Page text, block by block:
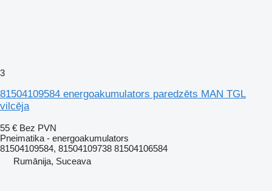
3
81504109584 energoakumulators paredzēts MAN TGL
vilcēja
55 € Bez PVN
Pneimatika - energoakumulators
81504109584, 81504109738 81504106584
Rumānija, Suceava